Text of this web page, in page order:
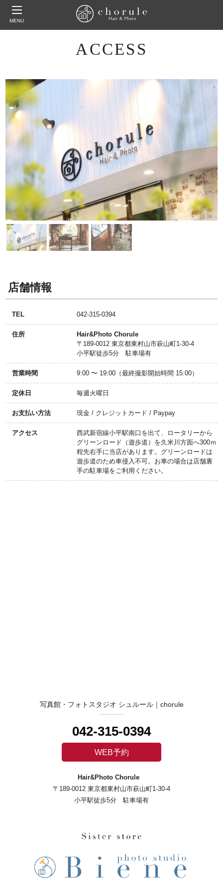
MENU
ACCESS
店舗情報
TEL 042-315-0394
住所
Hair&Photo Chorule
〒189-0012 東京都東村山市萩山町1-30-4
小平駅徒歩5分 駐車場有
営業時間 9:00 〜 19:00（最終撮影開始時間 15:00）
定休日 毎週火曜日
お支払い方法 現金 / クレジットカード / Paypay
アクセス
西武新宿線小平駅南口を出て、ロータリーから
グリーンロード（遊歩道）を久米川方面へ300ｍ
程先右手に当店があります。グリーンロードは
遊歩道のため車侵入不可。お車の場合は店舗裏
手の駐車場をご利用ください。
写真館・フォトスタジオ シュルール｜chorule
042-315-0394
WEB予約
Hair&Photo Chorule
〒189-0012 東京都東村山市萩山町1-30-4
小平駅徒歩5分 駐車場有